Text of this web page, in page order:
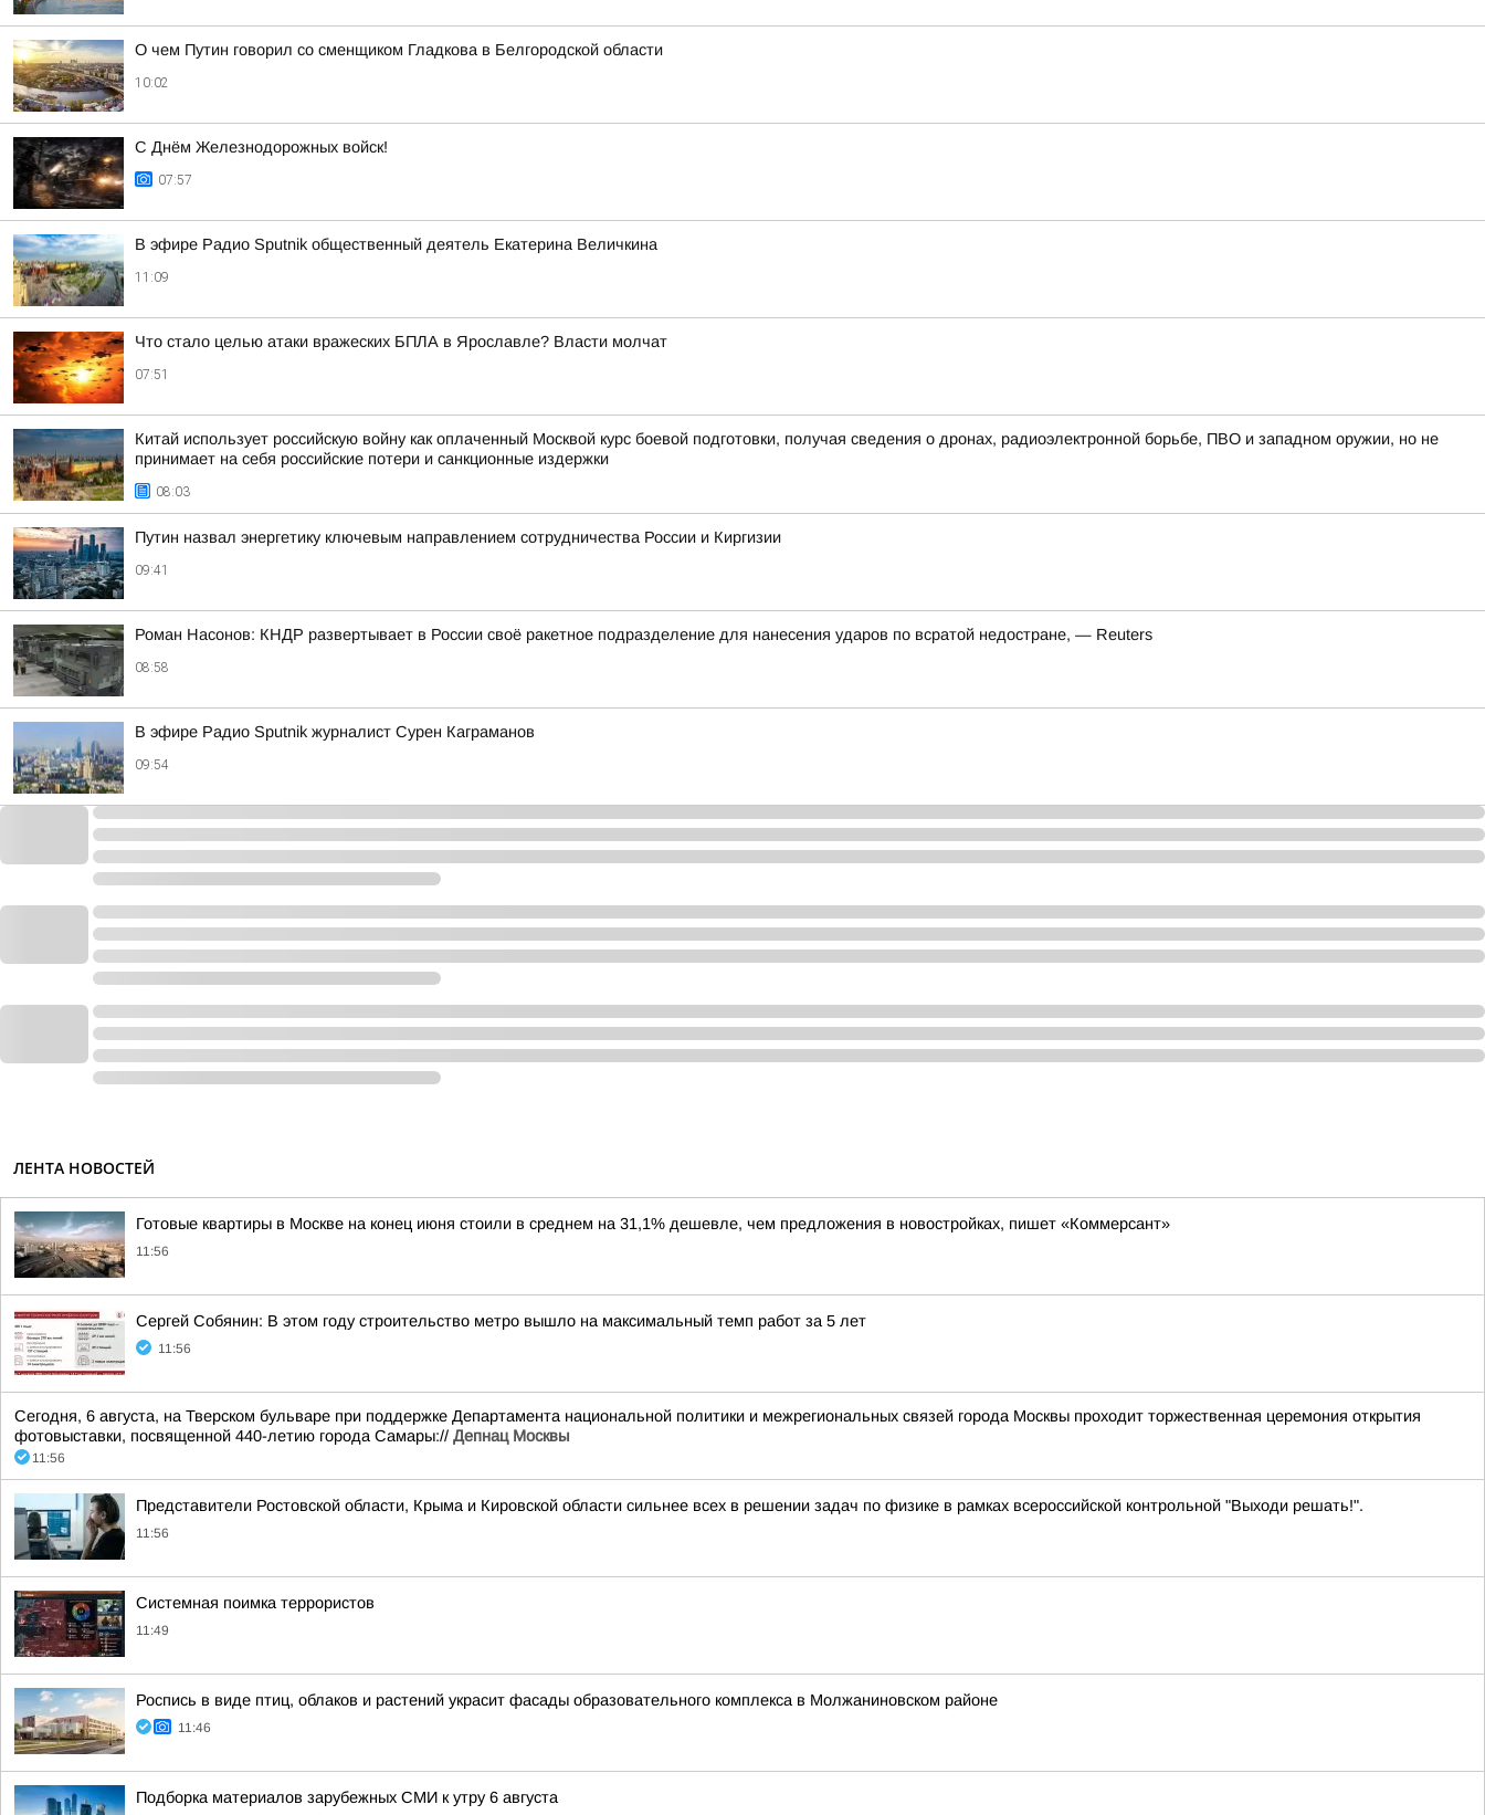
О чем Путин говорил со сменщиком Гладкова в Белгородской области
10:02
С Днём Железнодорожных войск!
07:57
В эфире Радио Sputnik общественный деятель Екатерина Величкина
11:09
Что стало целью атаки вражеских БПЛА в Ярославле? Власти молчат
07:51
Китай использует российскую войну как оплаченный Москвой курс боевой подготовки, получая сведения о дронах, радиоэлектронной борьбе, ПВО и западном оружии, но не
принимает на себя российские потери и санкционные издержки
08:03
Путин назвал энергетику ключевым направлением сотрудничества России и Киргизии
09:41
Роман Насонов: КНДР развертывает в России своё ракетное подразделение для нанесения ударов по всратой недостране, — Reuters
08:58
В эфире Радио Sputnik журналист Сурен Каграманов
09:54
ЛЕНТА НОВОСТЕЙ
Готовые квартиры в Москве на конец июня стоили в среднем на 31,1% дешевле, чем предложения в новостройках, пишет «Коммерсант»
11:56
Сергей Собянин: В этом году строительство метро вышло на максимальный темп работ за 5 лет
11:56
Сегодня, 6 августа, на Тверском бульваре при поддержке Департамента национальной политики и межрегиональных связей города Москвы проходит торжественная церемония открытия
фотовыставки, посвященной 440-летию города Самары:// Депнац Москвы
11:56
Представители Ростовской области, Крыма и Кировской области сильнее всех в решении задач по физике в рамках всероссийской контрольной "Выходи решать!".
11:56
Системная поимка террористов
11:49
Роспись в виде птиц, облаков и растений украсит фасады образовательного комплекса в Молжаниновском районе
11:46
Подборка материалов зарубежных СМИ к утру 6 августа